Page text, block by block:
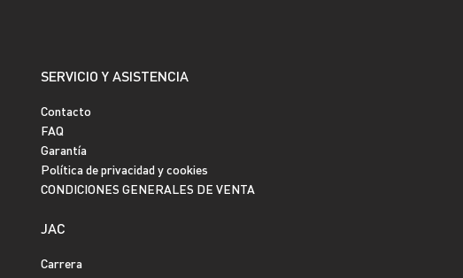
SERVICIO Y ASISTENCIA
Contacto
FAQ
Garantía
Política de privacidad y cookies
CONDICIONES GENERALES DE VENTA
JAC
Carrera